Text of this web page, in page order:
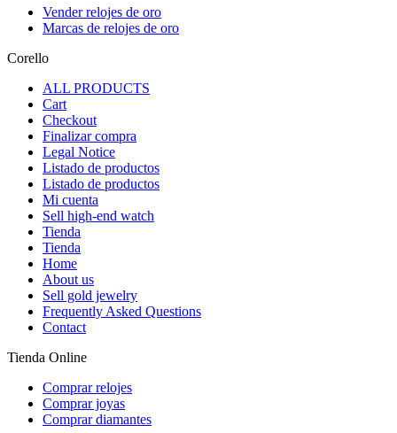
Vender relojes de oro
Marcas de relojes de oro
Corello
ALL PRODUCTS
Cart
Checkout
Finalizar compra
Legal Notice
Listado de productos
Listado de productos
Mi cuenta
Sell high-end watch
Tienda
Tienda
Home
About us
Sell gold jewelry
Frequently Asked Questions
Contact
Tienda Online
Comprar relojes
Comprar joyas
Comprar diamantes